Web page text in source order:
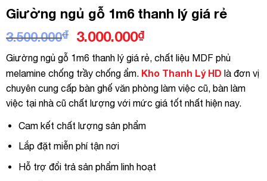
Giường ngủ gỗ 1m6 thanh lý giá rẻ
3.500.000₫
Giá
gốc
là:
3.500.000₫.
3.000.000₫Giá
hiện
tại
là:
3.000.000₫.
Giường ngủ gỗ 1m6 thanh lý giá rẻ, chất liệu MDF phủ
melamine chống trầy chống ẩm. Kho Thanh Lý HD là đơn vị
chuyên cung cấp bàn ghế văn phòng làm việc cũ, bàn làm
việc tại nhà cũ chất lượng với mức giá tốt nhất hiện nay.
Cam kết chất lượng sản phẩm
Lắp đặt miễn phí tận nơi
Hỗ trợ đổi trả sản phẩm linh hoạt